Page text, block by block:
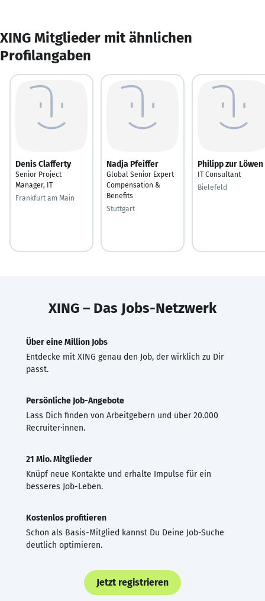
XING Mitglieder mit ähnlichen
Profilangaben
Denis Clafferty
Senior Project
Manager, IT
Frankfurt am Main
Nadja Pfeiffer
Global Senior Expert
Compensation &
Benefits
Stuttgart
Philipp zur Löwen
IT Consultant
Bielefeld
XING – Das Jobs-Netzwerk
Über eine Million Jobs
Entdecke mit XING genau den Job, der wirklich zu Dir
passt.
Persönliche Job-Angebote
Lass Dich finden von Arbeitgebern und über 20.000
Recruiter·innen.
21 Mio. Mitglieder
Knüpf neue Kontakte und erhalte Impulse für ein
besseres Job-Leben.
Kostenlos profitieren
Schon als Basis-Mitglied kannst Du Deine Job-Suche
deutlich optimieren.
Jetzt registrieren